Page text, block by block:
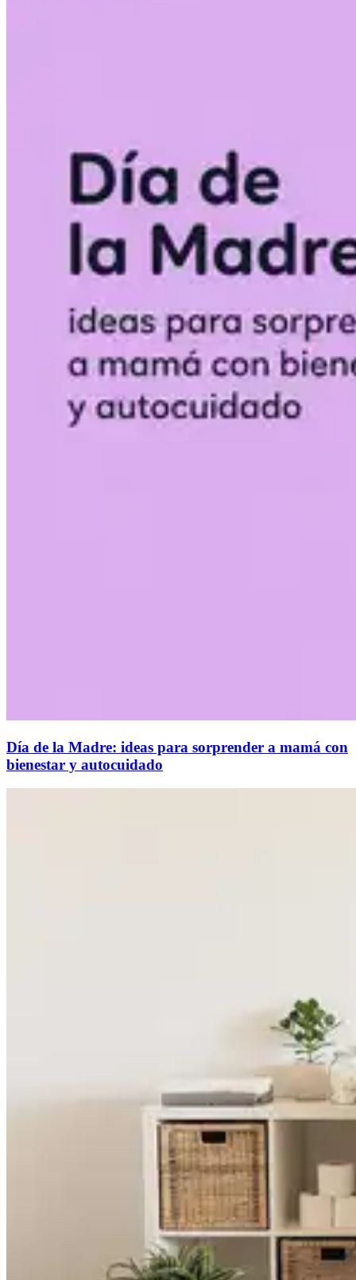
Día de la Madre: ideas para sorprender a mamá con
bienestar y autocuidado